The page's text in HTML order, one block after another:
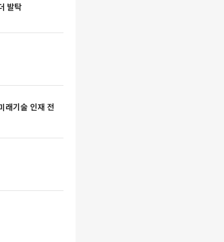
발탁
래기술 인재 전